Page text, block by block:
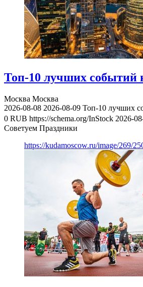
Топ-10 лучших событий
Москва Москва
2026-08-08 2026-08-09 Топ-10 лучших
0 RUB https://schema.org/InStock 2026-
Советуем Праздники
https://kudamoscow.ru/image/269/